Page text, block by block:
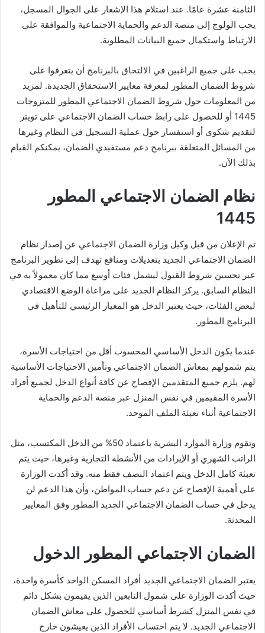
الثامنة عشرة عامًا. عند استلام هذا الإشعار على الجوال المسجل،
يجب الولوج إلى منصة الدعم والحماية الاجتماعية والموافقة على
الارتباط واستكمال جميع البيانات المطلوبة.
يجب على جميع الراغبين في الالتحاق بالبرنامج أن يتعرفوا على
شروط الضمان المطور لمعرفة معايير الاستحقاق الجديدة. لمزيد
من المعلومات حول شروط الضمان الاجتماعي المطور للمتزوجات
1445 أو للحصول على رابط حساب الضمان الاجتماعي على تويتر
لتقديم شكوى أو استفسار حول عملية التسجيل في النظام وغيرها
من المسائل المتعلقة ببرنامج دعم مستفيدي الضمان، يمكنكم القيام
بذلك الآن.
نظام الضمان الاجتماعي المطور
1445
تم الإعلان من قبل وكيل وزارة الضمان الاجتماعي عن إصدار نظام
الضمان الاجتماعي الجديد بتعديلات ومنافع تهدف إلى تطوير البرنامج
عبر تحسين شروط القبول ليشمل فئات أوسع مما كان معمولاً به في
النظام السابق. يركز النظام الجديد على مراعاة الوضع الاقتصادي
لبعض الفئات، حيث يعتبر الدخل هو المعيار الرئيسي للتأهيل في
البرنامج المطور.
عندما يكون الدخل الأساسي المحسوب أقل من احتياجات الأسرة،
يتم شمولهم بمعاش الضمان الاجتماعي وتأمين الاحتياجات الأساسية
لهم. يلزم جميع المتقدمين الإفصاح عن كافة أنواع الدخل لجميع أفراد
الأسرة المقيمين في نفس المنزل عبر منصة الدعم والحماية
الاجتماعية أثناء تعبئة الملف الموحد.
وتقوم وزارة الموارد البشرية باعتماد 50% من الدخل المكتسب، مثل
الراتب الشهري أو الإيرادات من الأنشطة التجارية وغيرها، حيث يتم
تعبئة كامل الدخل ويتم اعتماد النصف فقط منه. وقد أكدت الوزارة
على أهمية الإفصاح عن دعم حساب المواطن، وأن هذا الدعم لن
يدخل في حساب الضمان الاجتماعي الجديد المطور وفق المعايير
المحدثة.
الضمان الاجتماعي المطور الدخول
يعتبر الضمان الاجتماعي الجديد أفراد المسكن الواحد كأسرة واحدة،
حيث أكدت الوزارة على شمول التابعين الذين يقيمون بشكل دائم
في نفس المنزل كشرط أساسي للحصول على معاش الضمان
الاجتماعي الجديد. لا يتم احتساب الأفراد الذين يعيشون خارج